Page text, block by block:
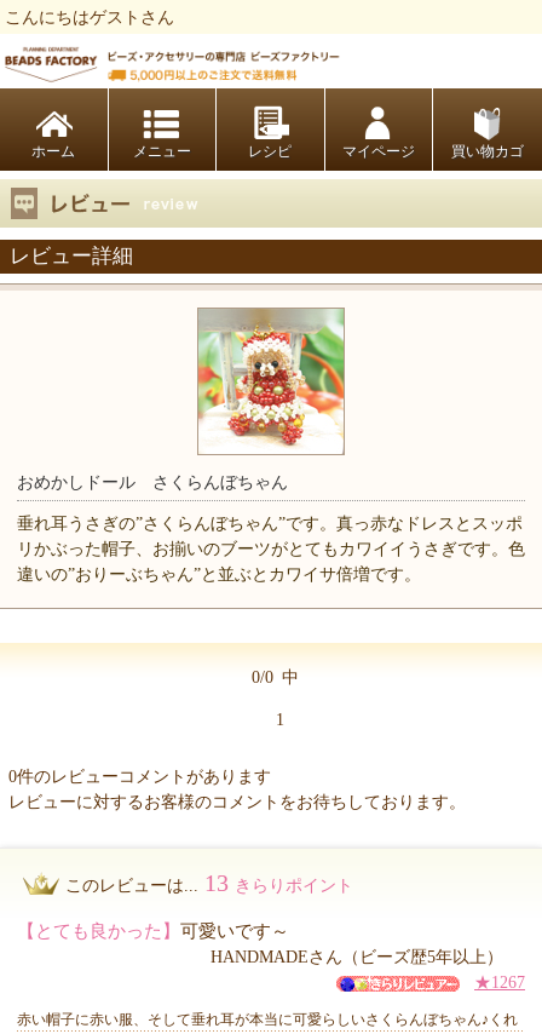
こんにちはゲストさん
ホーム レシピ マイページ 買い物カゴ
レビュー詳細
おめかしドール さくらんぼちゃん
垂れ耳うさぎの”さくらんぼちゃん”です。真っ赤なドレスとスッポ
リかぶった帽子、お揃いのブーツがとてもカワイイうさぎです。色
違いの”おりーぶちゃん”と並ぶとカワイサ倍増です。
0/0 中
1
0件のレビューコメントがあります
レビューに対するお客様のコメントをお待ちしております。
このレビューは... 13 きらりポイント
【とても良かった】 可愛いです～
HANDMADEさん（ビーズ歴5年以上）
★1267
赤い帽子に赤い服、そして垂れ耳が本当に可愛らしいさくらんぼちゃん♪くれ